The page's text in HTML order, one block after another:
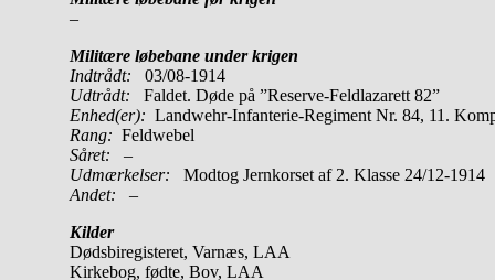
–
Militære løbebane under krigen
Indtrådt: 03/08-1914
Udtrådt: Faldet. Døde på ”Reserve-Feldlazarett 82”
Enhed(er): Landwehr-Infanterie-Regiment Nr. 84, 11.
Rang: Feldwebel
Såret: –
Udmærkelser: Modtog Jernkorset af 2. Klasse 24/12-1914
Andet: –
Kilder
Dødsbiregisteret, Varnæs, LAA
Kirkebog, fødte, Bov, LAA